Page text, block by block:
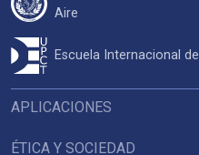
APLICACIONES
ÉTICA Y SOCIEDAD
Aire
Escuela Internacional